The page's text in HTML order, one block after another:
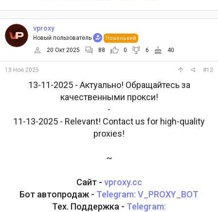
vproxy
Новый пользователь Новенький
20 Окт 2025 88 0 6 40
13 Ноя 2025 #12
13-11-2025 - Актуально! Обращайтесь за
качественными прокси!
-
11-13-2025 - Relevant! Contact us for high-quality
proxies!
~
Сайт - vproxy.cc
Бот автопродаж - Telegram: V_PROXY_BOT
Тех. Поддержка - Telegram: